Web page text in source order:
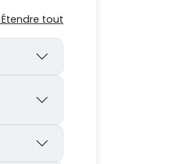
Étendre tout